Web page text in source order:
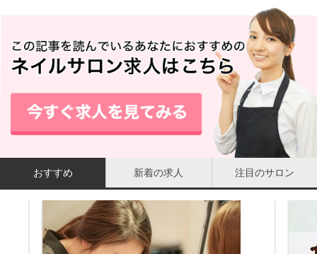
おすすめ 新着の求人 注目のサロン